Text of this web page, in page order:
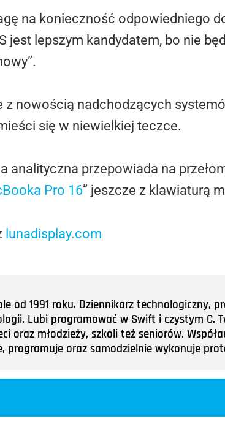
na konieczność odpowiedniego
jest lepszym kandydatem, bo nie
z nowością nadchodzących
się w niewielkiej teczce.
analityczna przepowiada na
Pro 16” jeszcze z klawiaturą
lunadisplay.com
od 1991 roku. Dziennikarz technologiczny,
Lubi programować w Swift i czystym C.
oraz młodzieży, szkoli też seniorów.
programuje oraz samodzielnie wykonuje